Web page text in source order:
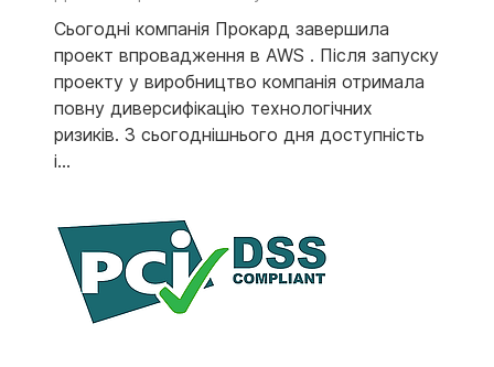
Сьогодні компанія Прокард завершила
проект впровадження в AWS . Після запуску
проекту у виробництво компанія отримала
повну диверсифікацію технологічних
ризиків. З сьогоднішнього дня доступність
і...